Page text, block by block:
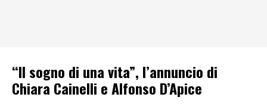
“Il sogno di una vita”, l’annuncio di
Chiara Cainelli e Alfonso D’Apice